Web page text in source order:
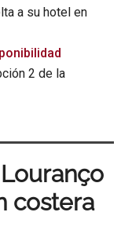
a su hotel en
2 de la
costera